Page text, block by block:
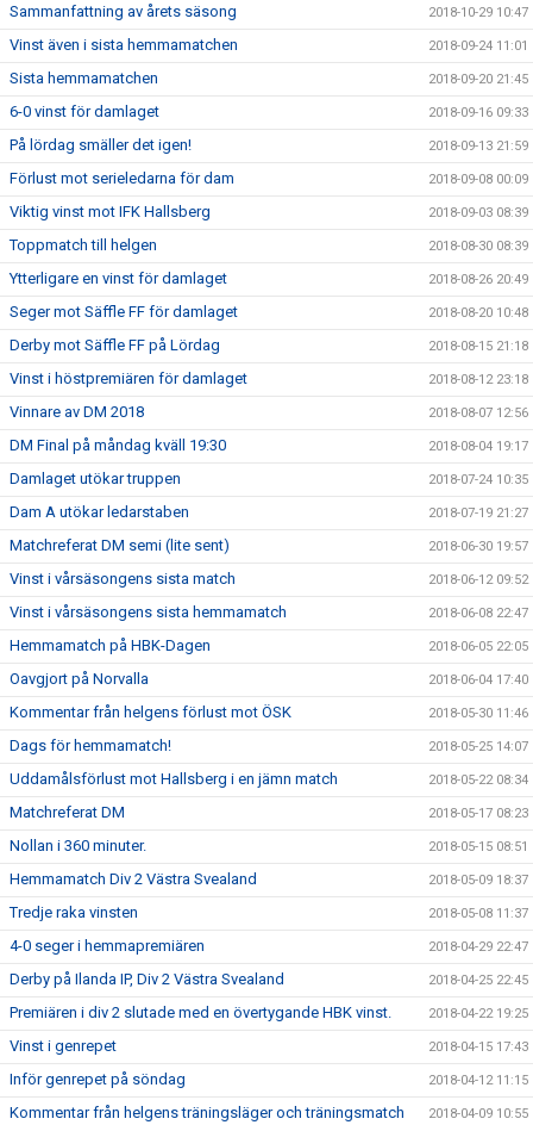
Sammanfattning av årets säsong 2018-10-29 10:47
Vinst även i sista hemmamatchen 2018-09-24 11:01
Sista hemmamatchen 2018-09-20 21:45
6-0 vinst för damlaget 2018-09-16 09:33
På lördag smäller det igen! 2018-09-13 21:59
Förlust mot serieledarna för dam 2018-09-08 00:09
Viktig vinst mot IFK Hallsberg 2018-09-03 08:39
Toppmatch till helgen 2018-08-30 08:39
Ytterligare en vinst för damlaget 2018-08-26 20:49
Seger mot Säffle FF för damlaget 2018-08-20 10:48
Derby mot Säffle FF på Lördag 2018-08-15 21:18
Vinst i höstpremiären för damlaget 2018-08-12 23:18
Vinnare av DM 2018 2018-08-07 12:56
DM Final på måndag kväll 19:30 2018-08-04 19:17
Damlaget utökar truppen 2018-07-24 10:35
Dam A utökar ledarstaben 2018-07-19 21:27
Matchreferat DM semi (lite sent) 2018-06-30 19:57
Vinst i vårsäsongens sista match 2018-06-12 09:52
Vinst i vårsäsongens sista hemmamatch 2018-06-08 22:47
Hemmamatch på HBK-Dagen 2018-06-05 22:05
Oavgjort på Norvalla 2018-06-04 17:40
Kommentar från helgens förlust mot ÖSK 2018-05-30 11:46
Dags för hemmamatch! 2018-05-25 14:07
Uddamålsförlust mot Hallsberg i en jämn match 2018-05-22 08:34
Matchreferat DM 2018-05-17 08:23
Nollan i 360 minuter. 2018-05-15 08:51
Hemmamatch Div 2 Västra Svealand 2018-05-09 18:37
Tredje raka vinsten 2018-05-08 11:37
4-0 seger i hemmapremiären 2018-04-29 22:47
Derby på Ilanda IP, Div 2 Västra Svealand 2018-04-25 22:45
Premiären i div 2 slutade med en övertygande HBK vinst. 2018-04-22 19:25
Vinst i genrepet 2018-04-15 17:43
Inför genrepet på söndag 2018-04-12 11:15
Kommentar från helgens träningsläger och träningsmatch 2018-04-09 10:55